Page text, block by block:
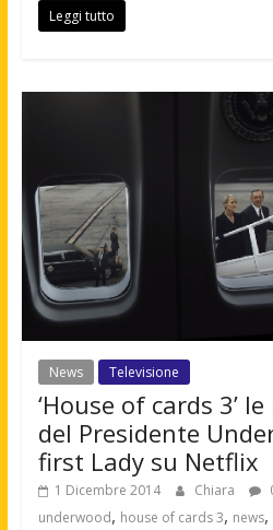
Leggi tutto
News Televisione
‘House of cards 3’
del Presidente
first Lady su Netflix
1 Dicembre 2014 Chiara
underwood, house of cards 3, news,